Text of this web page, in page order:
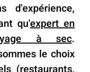
qu'expert en
à sec.
le choix
(restaurants,